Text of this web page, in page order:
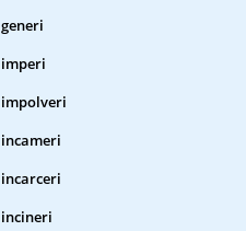
generi
imperi
impolveri
incameri
incarceri
incineri